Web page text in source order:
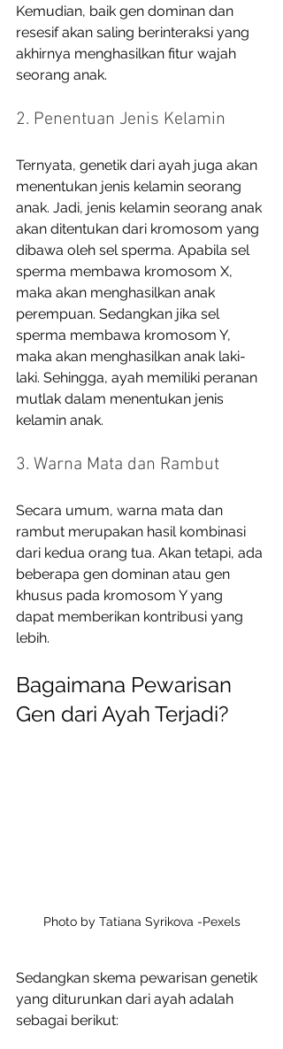
Kemudian, baik gen dominan dan
resesif akan saling berinteraksi yang
akhirnya menghasilkan fitur wajah
seorang anak.
2. Penentuan Jenis Kelamin
Ternyata, genetik dari ayah juga akan
menentukan jenis kelamin seorang
anak. Jadi, jenis kelamin seorang anak
akan ditentukan dari kromosom yang
dibawa oleh sel sperma. Apabila sel
sperma membawa kromosom X,
maka akan menghasilkan anak
perempuan. Sedangkan jika sel
sperma membawa kromosom Y,
maka akan menghasilkan anak laki-
laki. Sehingga, ayah memiliki peranan
mutlak dalam menentukan jenis
kelamin anak.
3. Warna Mata dan Rambut
Secara umum, warna mata dan
rambut merupakan hasil kombinasi
dari kedua orang tua. Akan tetapi, ada
beberapa gen dominan atau gen
khusus pada kromosom Y yang
dapat memberikan kontribusi yang
lebih.
Bagaimana Pewarisan
Gen dari Ayah Terjadi?
Photo by Tatiana Syrikova -Pexels
Sedangkan skema pewarisan genetik
yang diturunkan dari ayah adalah
sebagai berikut: